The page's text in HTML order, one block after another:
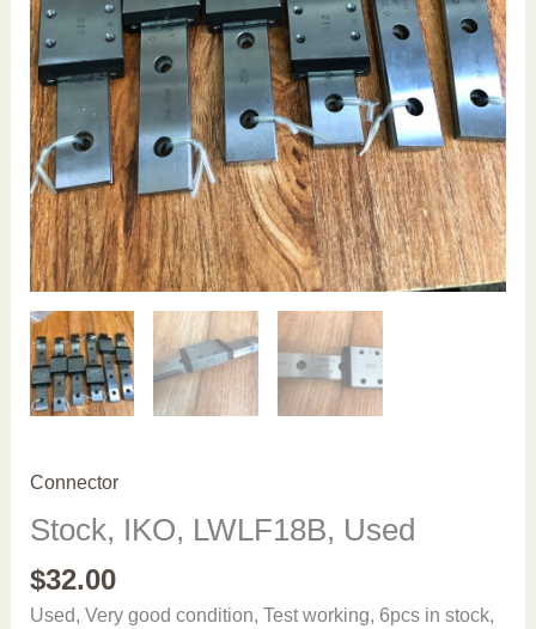
Connector
Stock, IKO, LWLF18B, Used
$32.00
Used, Very good condition, Test working, 6pcs in stock,